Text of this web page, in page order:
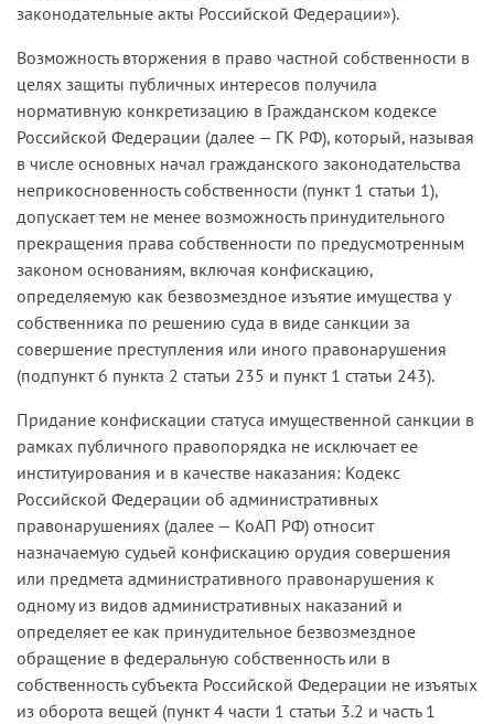
законодательные акты Российской Федерации»).
Возможность вторжения в право частной собственности в
целях защиты публичных интересов получила
нормативную конкретизацию в Гражданском кодексе
Российской Федерации (далее — ГК РФ), который, называя
в числе основных начал гражданского законодательства
неприкосновенность собственности (пункт 1 статьи 1),
допускает тем не менее возможность принудительного
прекращения права собственности по предусмотренным
законом основаниям, включая конфискацию,
определяемую как безвозмездное изъятие имущества у
собственника по решению суда в виде санкции за
совершение преступления или иного правонарушения
(подпункт 6 пункта 2 статьи 235 и пункт 1 статьи 243).
Придание конфискации статуса имущественной санкции в
рамках публичного правопорядка не исключает ее
институирования и в качестве наказания: Кодекс
Российской Федерации об административных
правонарушениях (далее — КоАП РФ) относит
назначаемую судьей конфискацию орудия совершения
или предмета административного правонарушения к
одному из видов административных наказаний и
определяет ее как принудительное безвозмездное
обращение в федеральную собственность или в
собственность субъекта Российской Федерации не изъятых
из оборота вещей (пункт 4 части 1 статьи 3.2 и часть 1